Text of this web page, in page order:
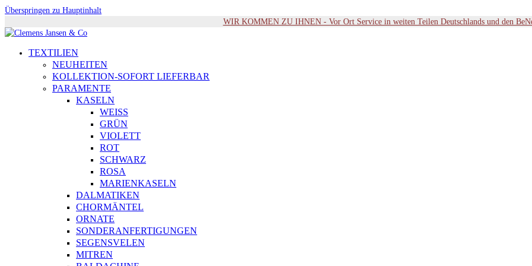
Überspringen zu Hauptinhalt
WIR KOMMEN ZU IHNEN - Vor Ort Service in weiten Teilen Deutschlands und den
TEXTILIEN
NEUHEITEN
KOLLEKTION-SOFORT LIEFERBAR
PARAMENTE
KASELN
WEISS
GRÜN
VIOLETT
ROT
SCHWARZ
ROSA
MARIENKASELN
DALMATIKEN
CHORMÄNTEL
ORNATE
SONDERANFERTIGUNGEN
SEGENSVELEN
MITREN